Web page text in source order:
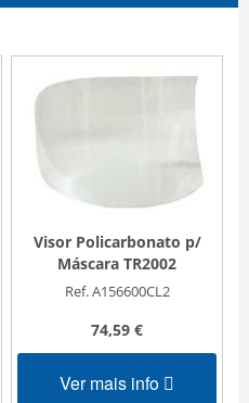
Visor Policarbonato p/
Máscara TR2002
Ref. A156600CL2
74,59 €
Ver mais info